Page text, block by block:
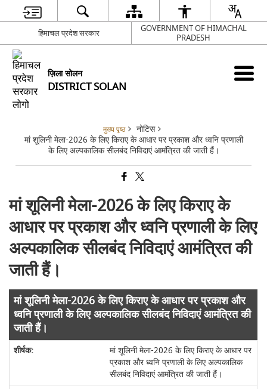
हिमाचल प्रदेश सरकार
GOVERNMENT OF HIMACHAL
PRADESH
ज़िला सोलन
DISTRICT SOLAN
मुख्य पृष्ठ
नोटिस
मां शूलिनी मेला-2026 के लिए किराए के आधार पर प्रकाश और ध्वनि प्रणाली
के लिए अल्पकालिक सीलबंद निविदाएं आमंत्रित की जाती हैं।
मां शूलिनी मेला-2026 के लिए किराए के
आधार पर प्रकाश और ध्वनि प्रणाली के लिए
अल्पकालिक सीलबंद निविदाएं आमंत्रित की
जाती हैं।
मां शूलिनी मेला-2026 के लिए किराए के आधार पर प्रकाश और
ध्वनि प्रणाली के लिए अल्पकालिक सीलबंद निविदाएं आमंत्रित की
जाती हैं।
मां शूलिनी मेला-2026 के लिए किराए के आधार पर
प्रकाश और ध्वनि प्रणाली के लिए अल्पकालिक
सीलबंद निविदाएं आमंत्रित की जाती हैं।